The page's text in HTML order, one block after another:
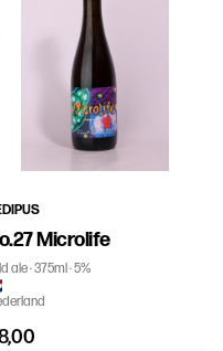
Microlife
ale 375ml 5%